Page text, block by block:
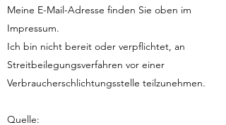
Meine E-Mail-Adresse finden Sie oben im
Impressum.
Ich bin nicht bereit oder verpflichtet, an
Streitbeilegungsverfahren vor einer
Verbraucherschlichtungsstelle teilzunehmen.
Quelle: